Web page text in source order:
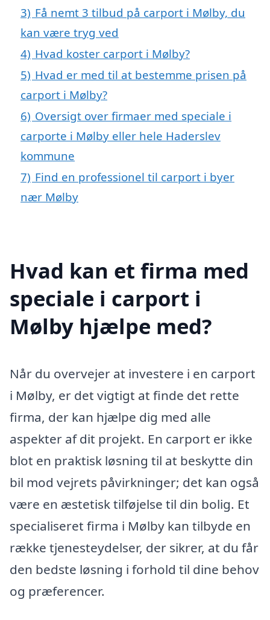
3) Få nemt 3 tilbud på carport i Mølby, du
kan være tryg ved
4) Hvad koster carport i Mølby?
5) Hvad er med til at bestemme prisen på
carport i Mølby?
6) Oversigt over firmaer med speciale i
carporte i Mølby eller hele Haderslev
kommune
7) Find en professionel til carport i byer
nær Mølby
Hvad kan et firma med
speciale i carport i
Mølby hjælpe med?
Når du overvejer at investere i en carport
i Mølby, er det vigtigt at finde det rette
firma, der kan hjælpe dig med alle
aspekter af dit projekt. En carport er ikke
blot en praktisk løsning til at beskytte din
bil mod vejrets påvirkninger; det kan også
være en æstetisk tilføjelse til din bolig. Et
specialiseret firma i Mølby kan tilbyde en
række tjenesteydelser, der sikrer, at du får
den bedste løsning i forhold til dine behov
og præferencer.